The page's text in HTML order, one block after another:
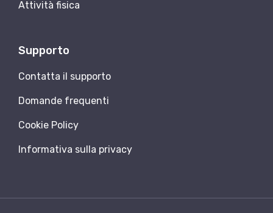
Attività fisica
Supporto
Contatta il supporto
Domande frequenti
Cookie Policy
Informativa sulla privacy